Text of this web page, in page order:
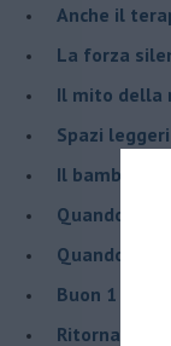
​Anche il
​La forza
​Il mito della
Spazi
Il bambino,
​Quando
​Quando il
​Buon 1
Ritornare